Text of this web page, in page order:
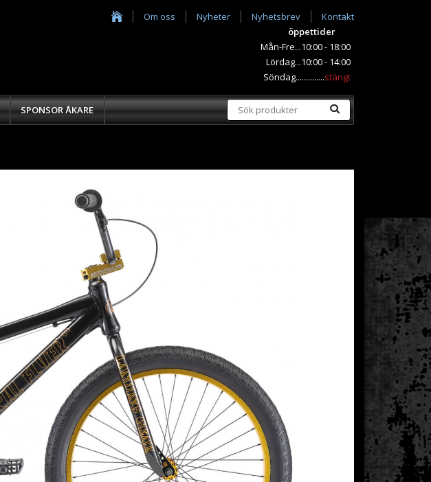
Om oss Nyheter Nyhetsbrev
Kontakt
öppettider
Mån-Fre...10:00 - 18:00
Lördag...10:00 - 14:00
Söndag..............stängt
SPONSOR ÅKARE